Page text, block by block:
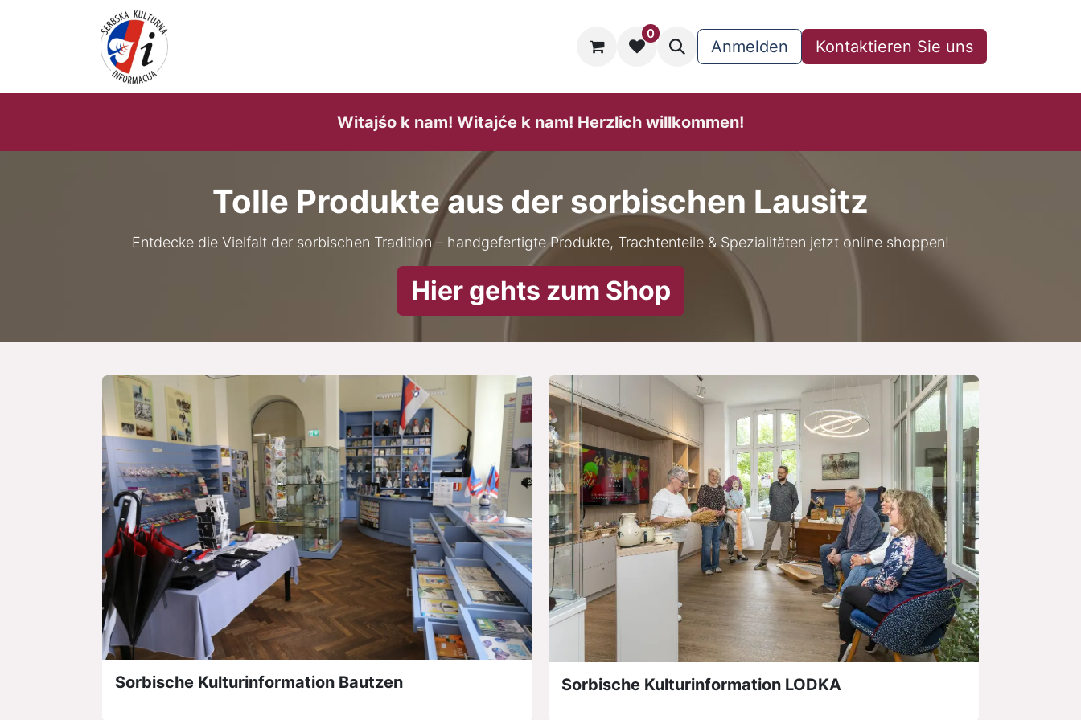
Hilfe
0
Anmelden Kontaktieren Sie uns
Witajśo k nam! Witajće k nam! He​rzlich willk​ommen!
Tolle Produkte aus der sorbischen Lausitz
Entdecke die Vielfalt der sorbischen Tradition – handgefertigte Produkte, Trachtenteile & Spezialitäten jetzt online shoppen!
Hier gehts zum Shop
Sorbische Kulturinformation LODKA
Sorbische Kulturinformation Bautzen